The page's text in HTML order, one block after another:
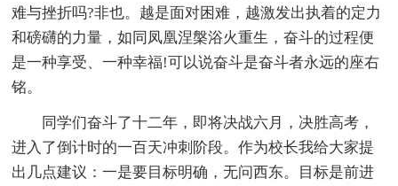
难与挫折吗?非也。越是面对困难，越激发出执着的定力
和磅礴的力量，如同凤凰涅槃浴火重生，奋斗的过程便
是一种享受、一种幸福!可以说奋斗是奋斗者永远的座右
铭。
同学们奋斗了十二年，即将决战六月，决胜高考，
进入了倒计时的一百天冲刺阶段。作为校长我给大家提
出几点建议：一是要目标明确，无问西东。目标是前进